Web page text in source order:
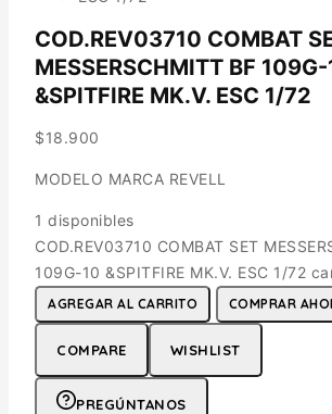
COD.REV03710 COMBAT
MESSERSCHMITT BF
&SPITFIRE MK.V. ESC 1/72
$18.900
MODELO MARCA REVELL
1 disponibles
COD.REV03710 COMBAT SET
109G-10 &SPITFIRE MK.V. ESC 1/72
AGREGAR AL CARRITO COMPRAR
COMPARE WISHLIST
PREGÚNTANOS